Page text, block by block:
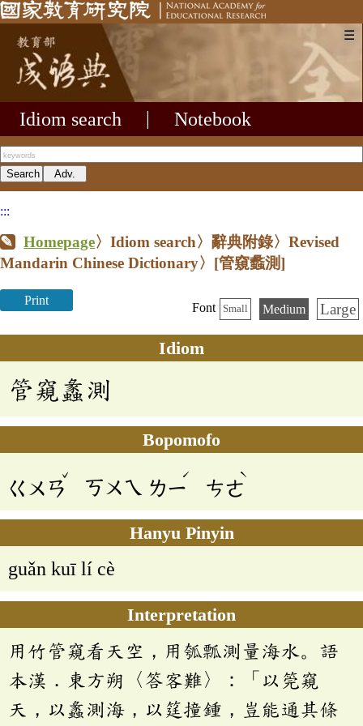
☰
Idiom search Notebook
:::
Homepage〉Idiom search〉辭典附錄〉Revised
Mandarin Chinese Dictionary〉 [管窺蠡測]
Print
Font Small Medium Large
Idiom
管窺蠡測
Bopomofo
ㄍㄨㄢ
ˇ
ㄎㄨㄟ ㄌㄧ
ˊ
ㄘㄜ
ˋ
Hanyu Pinyin
guǎn kuī lí cè
Interpretation
用竹管窺看天空，用瓠瓢測量海水。語
本漢．東方朔〈答客難〉：「以筦窺
天，以蠡測海，以筳撞鍾，豈能通其條